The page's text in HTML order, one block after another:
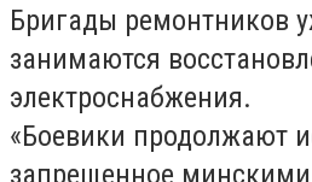
Бригады ремонтников
занимаются
электроснабжения.
«Боевики продолжают
запрещенное